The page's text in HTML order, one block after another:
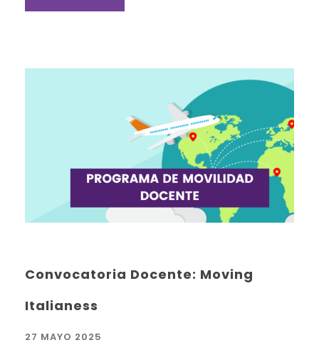
Convocatoria Docente: Moving
Italianess
27 MAYO 2025